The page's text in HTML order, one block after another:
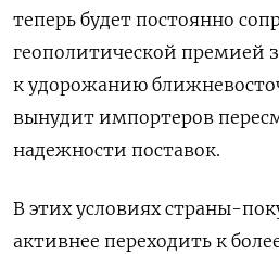
теперь будет постоянно
геополитической премией
к удорожанию
вынудит импортеров
надежности поставок.
В этих условиях страны-
активнее переходить к